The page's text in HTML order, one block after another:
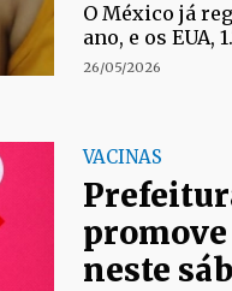
O México já
ano, e os EUA,
26/05/2026
VACINAS
promove
neste